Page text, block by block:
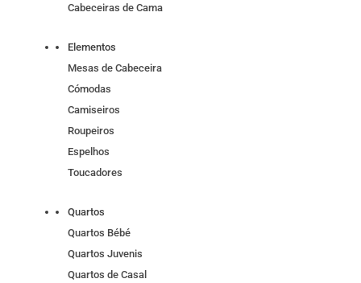
Cabeceiras de Cama
Elementos
Mesas de Cabeceira
Cómodas
Camiseiros
Roupeiros
Espelhos
Toucadores
Quartos
Quartos Bébé
Quartos Juvenis
Quartos de Casal